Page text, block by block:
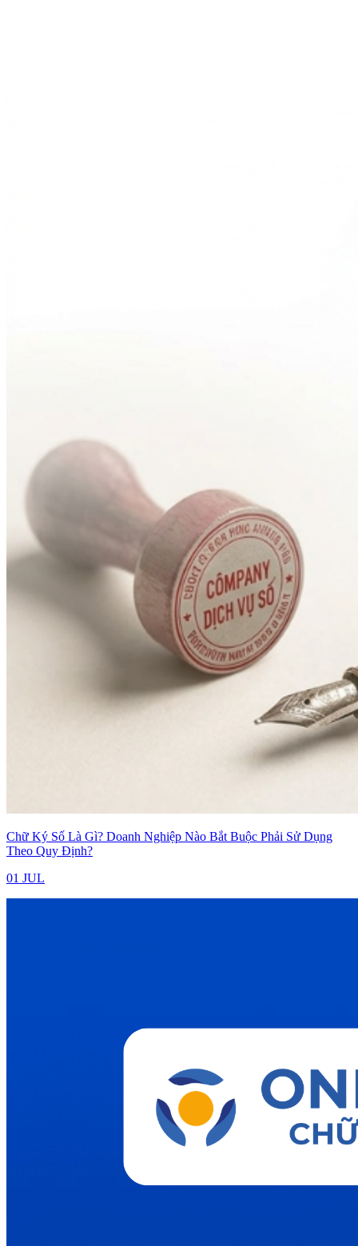
Chữ Ký Số Là Gì? Doanh Nghiệp Nào Bắt Buộc Phải Sử Dụng
Theo Quy Định?
01 JUL